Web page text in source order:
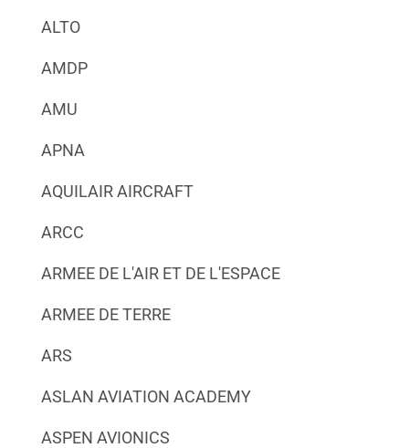
ALTO
AMDP
AMU
APNA
AQUILAIR AIRCRAFT
ARCC
ARMEE DE L'AIR ET DE L'ESPACE
ARMEE DE TERRE
ARS
ASLAN AVIATION ACADEMY
ASPEN AVIONICS